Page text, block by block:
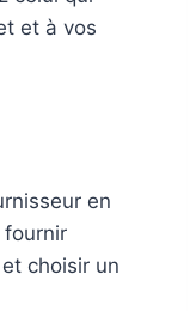
et à vos
en
fournir
choisir un